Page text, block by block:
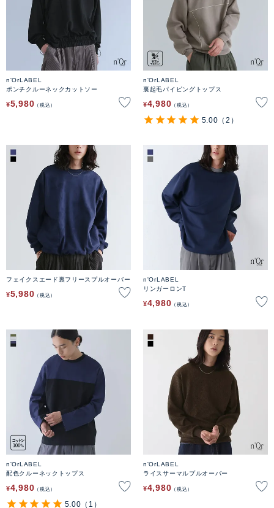
n'OrLABEL
ポンチクルーネックカットソー
¥5,980 税込
n'OrLABEL
裏起毛パイピングトップス
¥4,980 税込
5.00 （2）
フェイクスエード裏フリースプルオーバー
¥5,980 税込
n'OrLABEL
リンガーロンT
¥4,980 税込
n'OrLABEL
配色クルーネックトップス
¥4,980 税込
5.00 （1）
n'OrLABEL
ライスサーマルプルオーバー
¥4,980 税込